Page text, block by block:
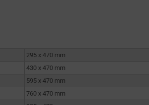
295 x 470 mm
430 x 470 mm
595 x 470 mm
760 x 470 mm